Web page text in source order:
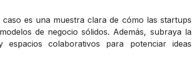
es una muestra clara de cómo las startups
de negocio sólidos. Además, subraya la
colaborativos para potenciar ideas